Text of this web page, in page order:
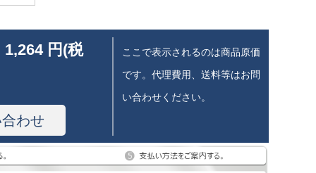
1,264 円(税
わせ
ここで表示されるのは商品原価
です。代理費用、送料等はお問
い合わせください。